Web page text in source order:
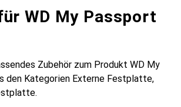
WD My Passport
Zubehör zum Produkt WD My
den Kategorien Externe Festplatte,